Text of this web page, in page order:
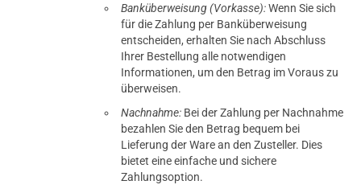
Banküberweisung (Vorkasse):Wenn Sie sich
für die Zahlung per Banküberweisung
entscheiden, erhalten Sie nach Abschluss
Ihrer Bestellung alle notwendigen
Informationen, um den Betrag im Voraus zu
überweisen.
Nachnahme: Bei der Zahlung per Nachnahme
bezahlen Sie den Betrag bequem bei
Lieferung der Ware an den Zusteller. Dies
bietet eine einfache und sichere
Zahlungsoption.